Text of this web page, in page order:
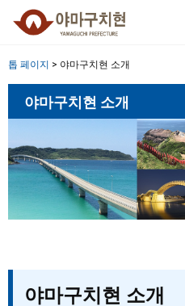
의
입
다
날
문
로
Other Languages
조직에서 찾기
톱 페이지 > 야마구치현 소개
야마구치현 소개
야마구치현 소개